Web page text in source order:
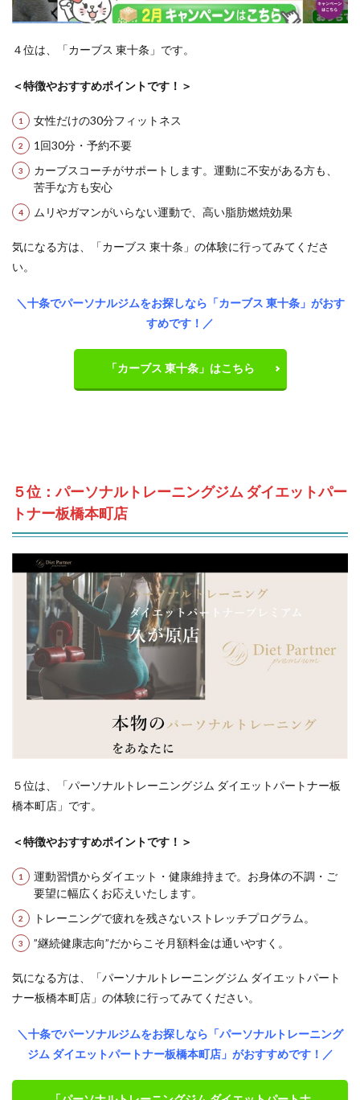
４位は、「カーブス 東十条」です。
＜特徴やおすすめポイントです！＞
女性だけの30分フィットネス
1回30分・予約不要
カーブスコーチがサポートします。運動に不安がある方も、
苦手な方も安心
ムリやガマンがいらない運動で、高い脂肪燃焼効果
気になる方は、「カーブス 東十条」の体験に行ってみてくださ
い。
＼十条でパーソナルジムをお探しなら「カーブス 東十条」がおす
すめです！／
「カーブス 東十条」はこちら
５位：パーソナルトレーニングジム ダイエットパー
トナー板橋本町店
５位は、「パーソナルトレーニングジム ダイエットパートナー板
橋本町店」です。
＜特徴やおすすめポイントです！＞
運動習慣からダイエット・健康維持まで。お身体の不調・ご
要望に幅広くお応えいたします。
トレーニングで疲れを残さないストレッチプログラム。
”継続健康志向”だからこそ月額料金は通いやすく。
気になる方は、「パーソナルトレーニングジム ダイエットパート
ナー板橋本町店」の体験に行ってみてください。
＼十条でパーソナルジムをお探しなら「パーソナルトレーニング
ジム ダイエットパートナー板橋本町店」がおすすめです！／